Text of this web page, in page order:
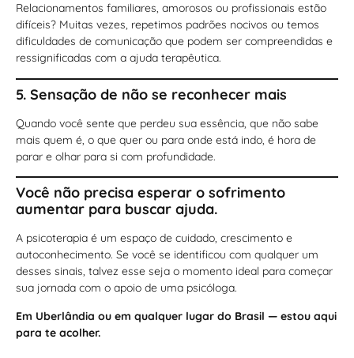
Relacionamentos familiares, amorosos ou profissionais estão
difíceis? Muitas vezes, repetimos padrões nocivos ou temos
dificuldades de comunicação que podem ser compreendidas e
ressignificadas com a ajuda terapêutica.
5. Sensação de não se reconhecer mais
Quando você sente que perdeu sua essência, que não sabe
mais quem é, o que quer ou para onde está indo, é hora de
parar e olhar para si com profundidade.
Você não precisa esperar o sofrimento
aumentar para buscar ajuda.
A psicoterapia é um espaço de cuidado, crescimento e
autoconhecimento. Se você se identificou com qualquer um
desses sinais, talvez esse seja o momento ideal para começar
sua jornada com o apoio de uma psicóloga.
Em Uberlândia ou em qualquer lugar do Brasil — estou aqui
para te acolher.